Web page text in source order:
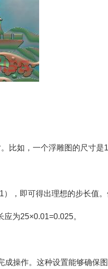
比如，一个浮雕图的尺寸是
，即可得出理想的步长值。
为25×0.01=0.025。
操作。这种设置能够确保